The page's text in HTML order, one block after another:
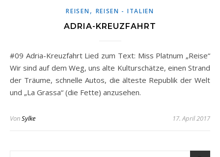
REISEN, REISEN - ITALIEN
ADRIA-KREUZFAHRT
#09 Adria-Kreuzfahrt Lied zum Text: Miss Platnum „Reise“
Wir sind auf dem Weg, uns alte Kulturschätze, einen Strand
der Träume, schnelle Autos, die älteste Republik der Welt
und „La Grassa“ (die Fette) anzusehen.
VonSylke 17. April 2017